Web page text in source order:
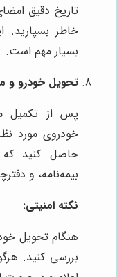
تاریخ دقیق
خاطر بسپارید.
بسیار مهم است.
تحویل خودرو و
پس از تکمیل
خودروی مورد
حاصل کنید که
بیمه‌نامه، و
نکته امنیتی:
هنگام تحویل
بررسی کنید.